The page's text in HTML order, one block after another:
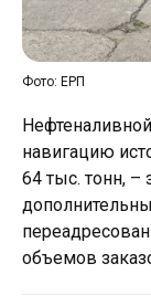
Фото: ЕРП
навигацию
64 тыс. тонн, –
объемов